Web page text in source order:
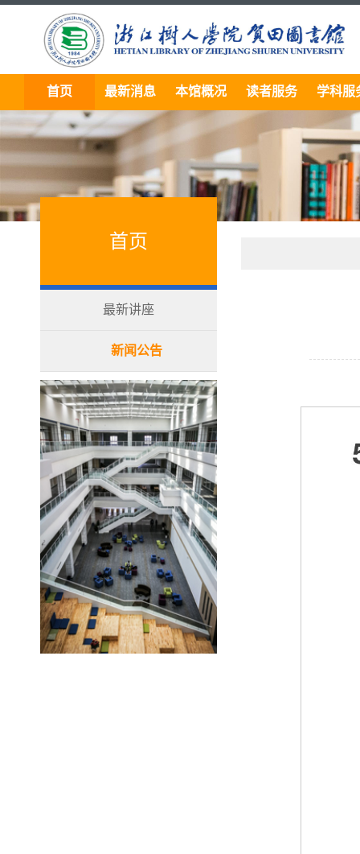
首页 最新消息 本馆概况 读者服务 学科服
首页
最新讲座
新闻公告